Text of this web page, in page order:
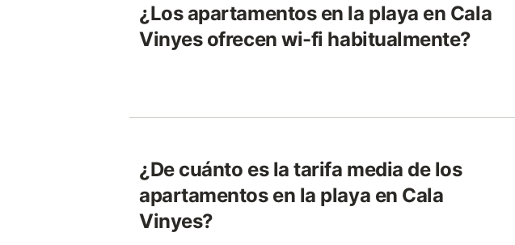
¿Los apartamentos en la playa en Cala
Vinyes ofrecen wi-fi habitualmente?
¿De cuánto es la tarifa media de los
apartamentos en la playa en Cala
Vinyes?